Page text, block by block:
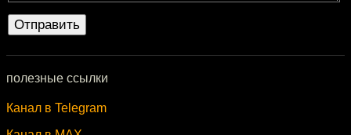
полезные ссылки
Канал в Telegram